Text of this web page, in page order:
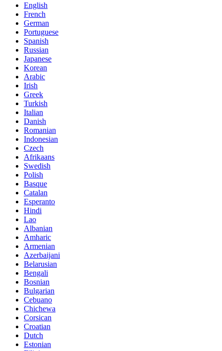
English
French
German
Portuguese
Spanish
Russian
Japanese
Korean
Arabic
Irish
Greek
Turkish
Italian
Danish
Romanian
Indonesian
Czech
Afrikaans
Swedish
Polish
Basque
Catalan
Esperanto
Hindi
Lao
Albanian
Amharic
Armenian
Azerbaijani
Belarusian
Bengali
Bosnian
Bulgarian
Cebuano
Chichewa
Corsican
Croatian
Dutch
Estonian